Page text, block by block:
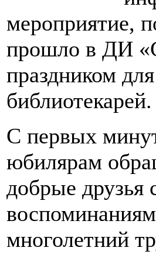
мероприятие,
прошло в ДИ
праздником
библиотекарей.
С первых
юбилярам
добрые
многолетний